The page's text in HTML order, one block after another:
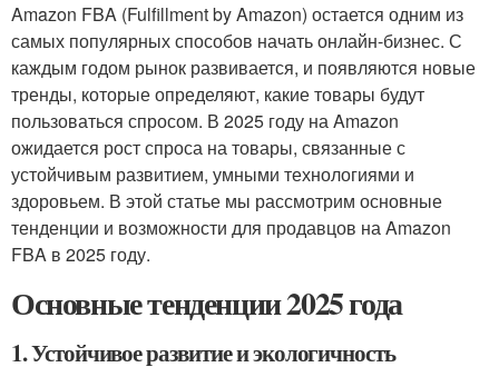
Amazon FBA (Fulfillment by Amazon) остается одним из
самых популярных способов начать онлайн-бизнес. С
каждым годом рынок развивается, и появляются новые
тренды, которые определяют, какие товары будут
пользоваться спросом. В 2025 году на Amazon
ожидается рост спроса на товары, связанные с
устойчивым развитием, умными технологиями и
здоровьем. В этой статье мы рассмотрим основные
тенденции и возможности для продавцов на Amazon
FBA в 2025 году.
Основные тенденции 2025 года
1. Устойчивое развитие и экологичность